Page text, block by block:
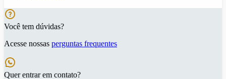
Você tem dúvidas?
Acesse nossas perguntas frequentes
Quer entrar em contato?